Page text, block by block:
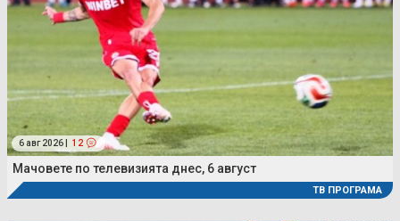
6 авг 2026 | 12
Мачовете по телевизията днес, 6 август
ТВ ПРОГРАМА